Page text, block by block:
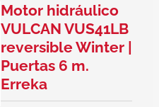
Motor hidráulico
VULCAN VUS41LB
reversible Winter |
Puertas 6 m.
Erreka